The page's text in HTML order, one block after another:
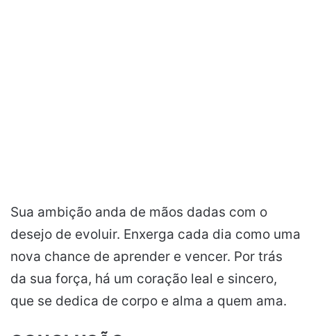
Sua ambição anda de mãos dadas com o
desejo de evoluir. Enxerga cada dia como uma
nova chance de aprender e vencer. Por trás
da sua força, há um coração leal e sincero,
que se dedica de corpo e alma a quem ama.